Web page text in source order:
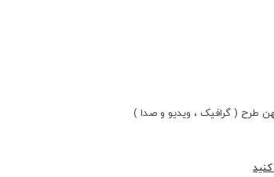
طرح ( گرافیک ، ویدیو و صدا )